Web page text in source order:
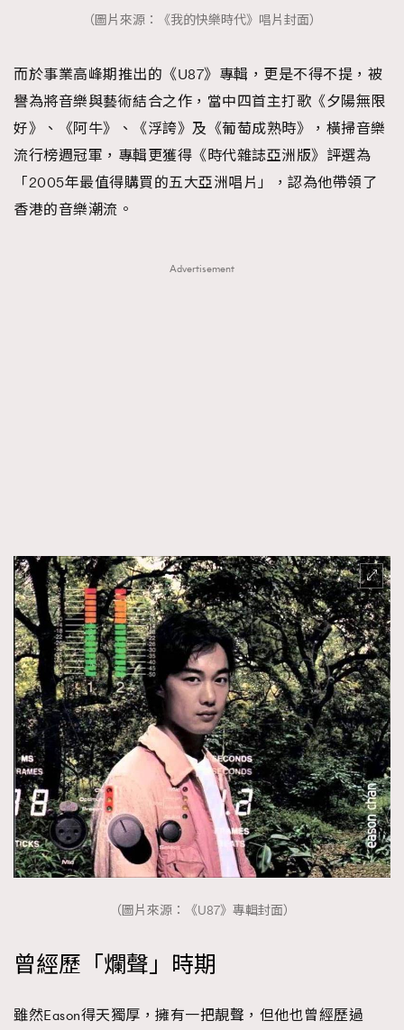
TRENDING
（圖片來源：《我的快樂時代》唱片封面）
而於事業高峰期推出的《U87》專輯，更是不得不提，被
譽為將音樂與藝術結合之作，當中四首主打歌《夕陽無限
好》、《阿牛》、《浮誇》及《葡萄成熟時》，橫掃音樂
流行榜週冠軍，專輯更獲得《時代雜誌亞洲版》評選為
「2005年最值得購買的五大亞洲唱片」，認為他帶領了
香港的音樂潮流。
Advertisement
（圖片來源：《U87》專輯封面）
曾經歷「爛聲」時期
雖然Eason得天獨厚，擁有一把靚聲，但他也曾經歷過